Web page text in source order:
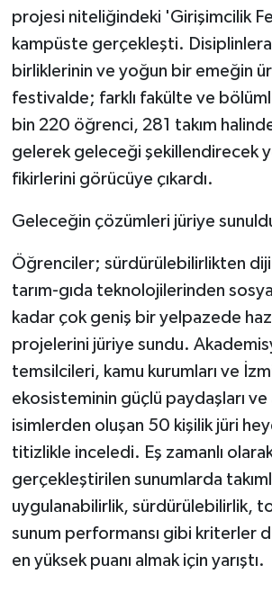
projesi niteliğindeki 'Girişimcilik
kampüste gerçekleşti.
birliklerinin ve yoğun bir emeğin
festivalde; farklı fakülte ve
bin 220 öğrenci, 281 takım
gelerek geleceği şekillendirecek
fikirlerini görücüye çıkardı.
Geleceğin çözümleri jüriye
Öğrenciler; sürdürülebilirlikten
tarım-gıda teknolojilerinden
kadar çok geniş bir yelpazede
projelerini jüriye sundu.
temsilcileri, kamu kurumları ve
ekosisteminin güçlü paydaşları ve
isimlerden oluşan 50 kişilik jüri
titizlikle inceledi. Eş zamanlı olarak
gerçekleştirilen sunumlarda
uygulanabilirlik, sürdürülebilirlik,
sunum performansı gibi kriterler
en yüksek puanı almak için yarıştı.
Jandarma
Kadın
KÜLTÜR SANAT
MAGAZİN
Sağlık
SİYASET
TEKNOLOJİ
Turizm
ÜLKE GÜNDEMİ
YAŞAM